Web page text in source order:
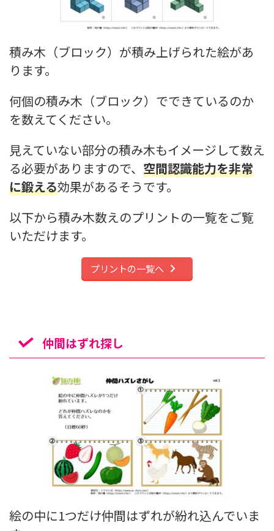
積み木（ブロック）が積み上げられた絵があ
ります。
何個の積み木（ブロック）でできているのか
を数えてください。
見えていない部分の積み木もイメージして数え
る必要がありますので、 空間認識能力を非常
に鍛える効果があるそうです。
以下から積み木数えのプリントの一覧をご覧
いただけます。
プリントの一覧へ
仲間はずれ探し
絵の中に1つだけ仲間はずれが紛れ込んでいま